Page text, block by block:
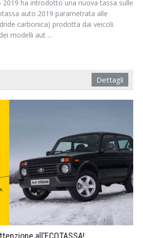
2019 ha introdotto una nuova tassa sulle
auto 2019 parametrata alle
carbonica) prodotta dai veicoli.
modelli aut ...
Dettagli
all’ECOTASSA!